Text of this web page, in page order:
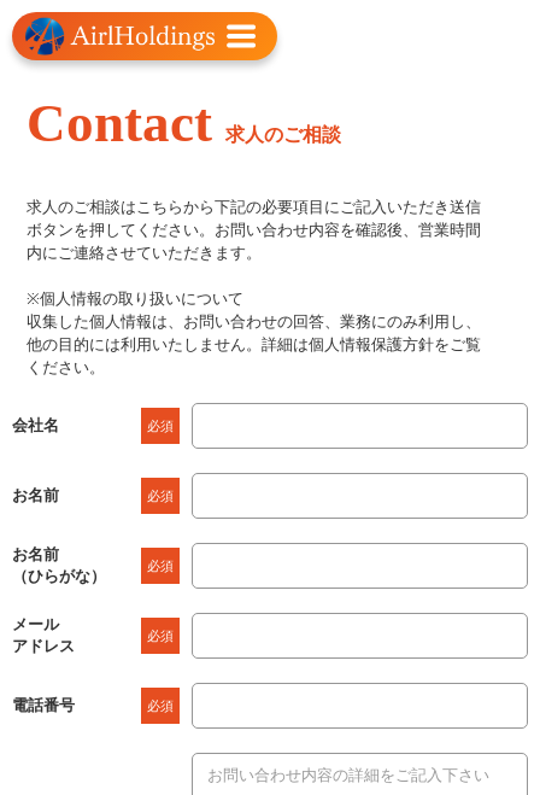
Contact求人のご相談
求人のご相談はこちらから下記の必要項目にご記入いただき送信
ボタンを押してください。お問い合わせ内容を確認後、営業時間
内にご連絡させていただきます。
※個人情報の取り扱いについて
収集した個人情報は、お問い合わせの回答、業務にのみ利用し、
他の目的には利用いたしません。詳細は個人情報保護方針をご覧
ください。
会社名 必須
お名前 必須
お名前
（ひらがな）
必須
メール
アドレス
必須
電話番号 必須